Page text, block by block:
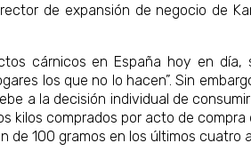
de expansión de negocio de
cárnicos en España hoy en día,
los que no lo hacen”. Sin
a la decisión individual de
kilos comprados por acto de
de 100 gramos en los últimos cuatro